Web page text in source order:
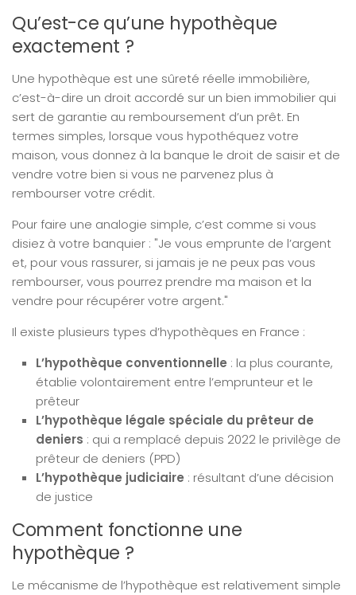
Qu’est-ce qu’une hypothèque
exactement ?
Une hypothèque est une sûreté réelle immobilière,
c’est-à-dire un droit accordé sur un bien immobilier qui
sert de garantie au remboursement d’un prêt. En
termes simples, lorsque vous hypothéquez votre
maison, vous donnez à la banque le droit de saisir et de
vendre votre bien si vous ne parvenez plus à
rembourser votre crédit.
Pour faire une analogie simple, c’est comme si vous
disiez à votre banquier : "Je vous emprunte de l’argent
et, pour vous rassurer, si jamais je ne peux pas vous
rembourser, vous pourrez prendre ma maison et la
vendre pour récupérer votre argent."
Il existe plusieurs types d’hypothèques en France :
L’hypothèque conventionnelle : la plus courante,
établie volontairement entre l’emprunteur et le
prêteur
L’hypothèque légale spéciale du prêteur de
deniers : qui a remplacé depuis 2022 le privilège de
prêteur de deniers (PPD)
L’hypothèque judiciaire : résultant d’une décision
de justice
Comment fonctionne une
hypothèque ?
Le mécanisme de l’hypothèque est relativement simple